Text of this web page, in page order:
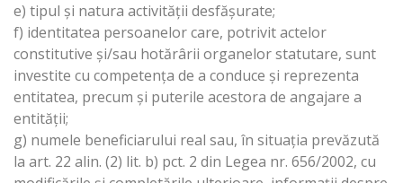
e) tipul şi natura activităţii desfăşurate;
f) identitatea persoanelor care, potrivit actelor
constitutive şi/sau hotărârii organelor statutare, sunt
investite cu competenţa de a conduce şi reprezenta
entitatea, precum şi puterile acestora de angajare a
entităţii;
g) numele beneficiarului real sau, în situaţia prevăzută
la art. 22 alin. (2) lit. b) pct. 2 din Legea nr. 656/2002, cu